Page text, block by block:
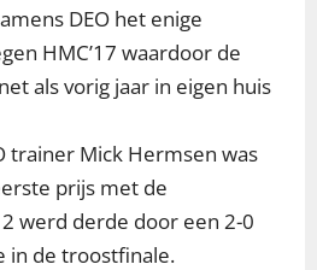
DEO het enige
HMC’17 waardoor de
als vorig jaar in eigen huis
trainer Mick Hermsen was
prijs met de
werd derde door een 2-0
in de troostfinale.